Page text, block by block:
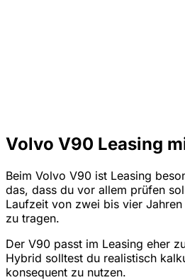
Volvo V90 Leasing
Beim Volvo V90 ist Leasing
das, dass du vor allem prüfen
Laufzeit von zwei bis vier
zu tragen.
Der V90 passt im Leasing eher
Hybrid solltest du realistisch
konsequent zu nutzen.